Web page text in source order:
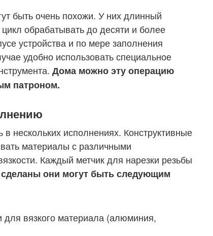
быть очень похожи. У них длинный
обрабатывать до десяти и более
устройства и по мере заполнения
удобно использовать специальное
Дома можно эту операцию
патроном.
нескольких исполнениях. Конструктивные
материалы с различными
Каждый метчик для нарезки резьбы
они могут быть следующим
для вязкого материала (алюминия,